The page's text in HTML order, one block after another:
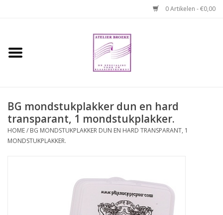
0 Artikelen - €0,00
Home
Reparaties en
abonnementen
BG mondstukplakker dun en hard
transparant, 1 mondstukplakker.
HOME/ BG MONDSTUKPLAKKER DUN EN HARD TRANSPARANT, 1
MONDSTUKPLAKKER.